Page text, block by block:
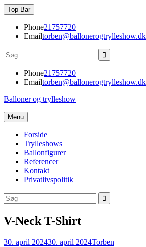
Skip
to
content
Top Bar
Phone21757720
Emailtorben@ballonerogtrylleshow.dk
Search
for:
Phone21757720
Emailtorben@ballonerogtrylleshow.dk
Balloner og trylleshow
Menu
Forside
Trylleshows
Ballonfigurer
Referencer
Kontakt
Privatlivspolitik
Search
Search
for:
V-Neck T-Shirt
30. april 202430. april 2024Torben